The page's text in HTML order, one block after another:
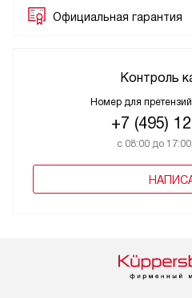
Официальная гарантия
Контроль
Номер для
+7 (495)
с 08:00 до